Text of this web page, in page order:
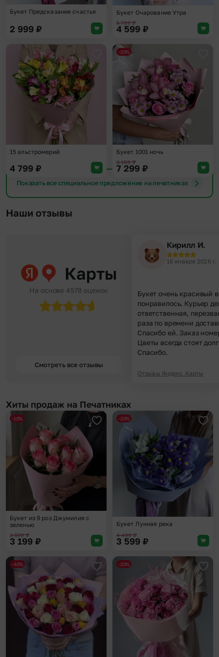
Букет Предсказание счастья
2 999 ₽
Букет Очарование Утра
5 799₽
4 599 ₽
Добавить в избранное
15 альстромерий
4 799 ₽
-20%
Букет 1001 ночь
9 199₽
7 299 ₽
Показать все специальное предложение на печатниках
Наши отзывы
Карты
На основе 4578 оценок
Смотреть все отзывы
Кирилл И.
16 января 2026 г.
Букет очень красивый
понравилось. Курьер
ответственная,
раза по времени
Спасибо ей. Заказ
Цветы всегда стоят
Спасибо.
Отзывы Яндекс.Карты
Хиты продаж на Печатниках
Добавить в избранное
-10%
Букет из 9 роз Джумилия с
зеленью
3 599₽
3 199 ₽
-20%
Букет Лунная река
4 499₽
3 599 ₽
Добавить в избранное
-40% -20%